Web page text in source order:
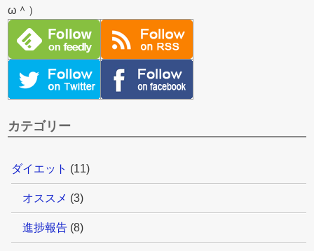
ω＾）
カテゴリー
ダイエット (11)
オススメ (3)
進捗報告 (8)